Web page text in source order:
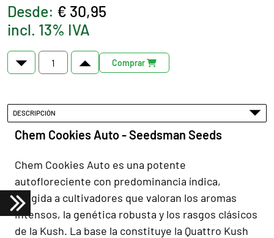
Desde: € 30,95
incl. 13% IVA
Comprar
DESCRIPCIÓN
Chem Cookies Auto - Seedsman Seeds
Chem Cookies Auto es una potente
autofloreciente con predominancia índica,
dirigida a cultivadores que valoran los aromas
intensos, la genética robusta y los rasgos clásicos
de la Kush. La base la constituye la Quattro Kush